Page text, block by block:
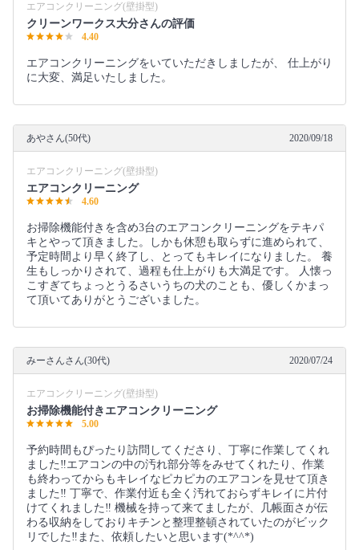
エアコンクリーニング(壁掛型)
クリーンワークス大分さんの評価
4.40
エアコンクリーニングをいていただきしましたが、 仕上がり
に大変、満足いたしました。
あやさん(50代) 2020/09/18
エアコンクリーニング(壁掛型)
エアコンクリーニング
4.60
お掃除機能付きを含め3台のエアコンクリーニングをテキパ
キとやって頂きました。しかも休憩も取らずに進められて、
予定時間より早く終了し、とってもキレイになりました。 養
生もしっかりされて、過程も仕上がりも大満足です。 人懐っ
こすぎてちょっとうるさいうちの犬のことも、優しくかまっ
て頂いてありがとうございました。
みーさんさん(30代) 2020/07/24
エアコンクリーニング(壁掛型)
お掃除機能付きエアコンクリーニング
5.00
予約時間もぴったり訪問してくださり、丁寧に作業してくれ
ました‼️エアコンの中の汚れ部分等をみせてくれたり、作業
も終わってからもキレイなピカピカのエアコンを見せて頂き
ました‼️ 丁寧で、作業付近も全く汚れておらずキレイに片付
けてくれました‼️ 機械を持って来てましたが、几帳面さが伝
わる収納をしておりキチンと整理整頓されていたのがビック
リでした‼️また、依頼したいと思います(*^^*)